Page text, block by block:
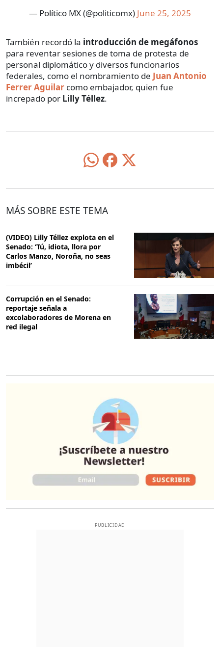
— Político MX (@politicomx) June 25, 2025
También recordó la introducción de megáfonos
para reventar sesiones de toma de protesta de
personal diplomático y diversos funcionarios
federales, como el nombramiento de Juan Antonio
Ferrer Aguilar como embajador, quien fue
increpado por Lilly Téllez.
MÁS SOBRE ESTE TEMA
(VIDEO) Lilly Téllez explota en el
Senado: ‘Tú, idiota, llora por
Carlos Manzo, Noroña, no seas
imbécil’
Corrupción en el Senado:
reportaje señala a
excolaboradores de Morena en
red ilegal
PUBLICIDAD